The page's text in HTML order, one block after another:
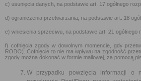
c) usunięcia danych, na podstawie art. 17 ogólnego
d) ograniczenia przetwarzania, na podstawie art. 18
e) wniesienia sprzeciwu, na podstawie art. 21 ogólnego
f) cofnięcia zgody w dowolnym momencie, gdy
RODO). Cofnięcie to nie ma wpływu na zgodność
zgody można dokonać w formie mailowej, za pomocą
W przypadku powzięcia informacji o